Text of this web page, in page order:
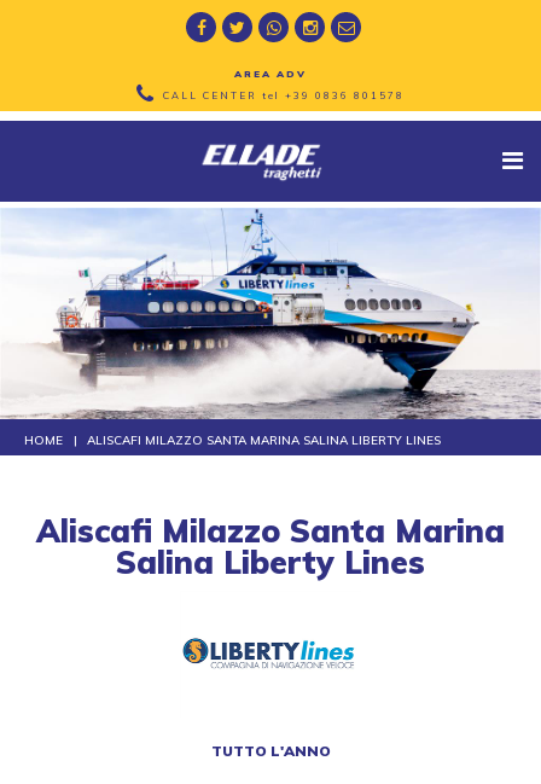
AREA ADV
CALL CENTER tel +39 0836 801578
HOME ALISCAFI MILAZZO SANTA MARINA SALINA LIBERTY LINES
Aliscafi Milazzo Santa Marina
Salina Liberty Lines
TUTTO L'ANNO